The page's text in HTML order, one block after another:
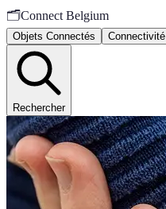
🗂️Connect Belgium
Objets Connectés Connectivité
Rechercher